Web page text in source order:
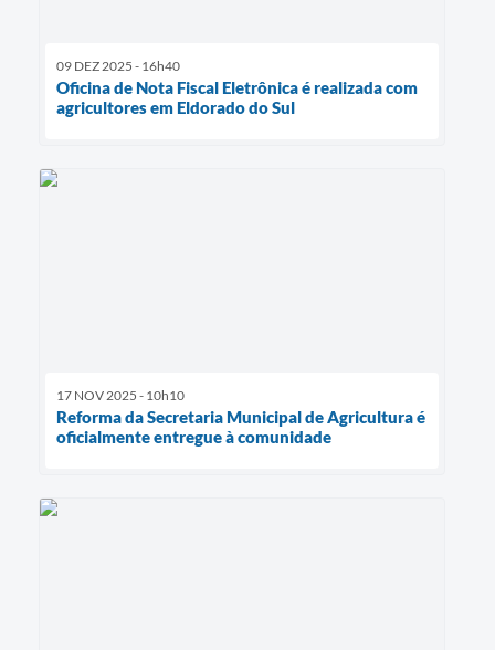
09 DEZ 2025 - 16h40
Oficina de Nota Fiscal Eletrônica é realizada com
agricultores em Eldorado do Sul
17 NOV 2025 - 10h10
Reforma da Secretaria Municipal de Agricultura é
oficialmente entregue à comunidade